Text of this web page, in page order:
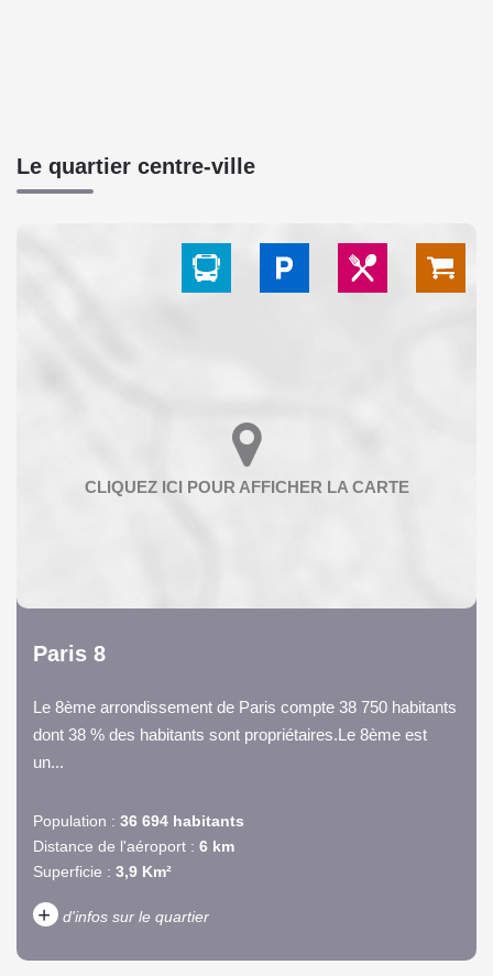
Le quartier centre-ville
Paris 8
Le 8ème arrondissement de Paris compte 38 750 habitants
dont 38 % des habitants sont propriétaires.Le 8ème est
un...
Population : 36 694 habitants
Distance de l'aéroport : 6 km
Superficie : 3,9 Km²
+ d'infos sur le quartier